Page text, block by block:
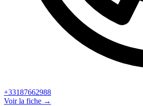
+33187662988
Voir la fiche →